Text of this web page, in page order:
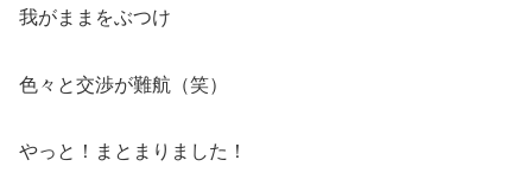
我がままをぶつけ
色々と交渉が難航（笑）
やっと！まとまりました！